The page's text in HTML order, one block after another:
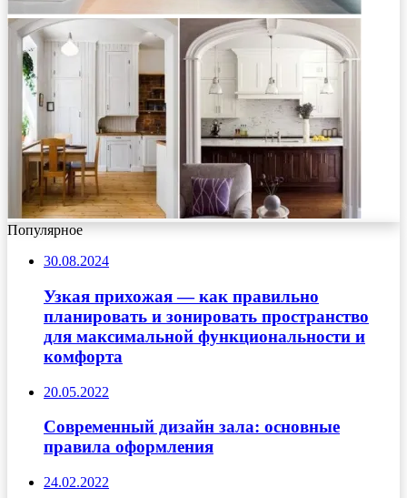
Популярное
30.08.2024
Узкая прихожая — как правильно
планировать и зонировать пространство
для максимальной функциональности и
комфорта
20.05.2022
Современный дизайн зала: основные
правила оформления
24.02.2022